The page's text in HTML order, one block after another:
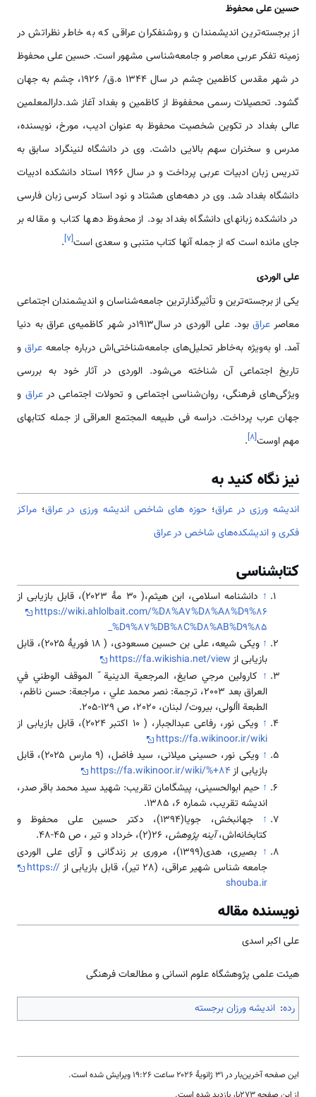
حسین علی محفوظ
از برجسته‌ترین اندیشمندان و روشنفکران عراقی که به خاطر نظراتش در
زمینه تفکر عربی معاصر و جامعه‌شناسی مشهور است. حسین علی محفوظ
در شهر مقدس کاظمین چشم در سال 1344 ه.ق/ 1926، چشم به جهان
گشود. تحصیلات رسمی محففوظ از کاظمین و بغداد آغاز شد.دارالمعلمین
عالی بغداد در تکوین شخصیت محفوظ به عنوان ادیب، مورخ، نویسنده،
مدرس و سخنران سهم بالایی داشت. وی در دانشگاه لنینگراد سابق به
تدریس زبان ادبیات عربی پرداخت و در سال 1966 استاد دانشکده ادبیات
دانشگاه بغداد شد. وی در دهه‌های هشتاد و نود استاد کرسی زبان فارسی
در دانشکده زبانهای دانشگاه بغداد بود. از محفوظ دهها کتاب و مقاله بر
جای مانده است که از جمله آنها کتاب متنبی و سعدی است[۷]
.
علی الوردی
یکی از برجسته‌ترین و تأثیرگذارترین جامعه‌شناسان و اندیشمندان اجتماعی
معاصر عراق
بود. علی الوردی در سال۱۹۱۳در شهر کاظمیه‌ی عراق به دنیا
آمد. او به‌ویژه به‌خاطر تحلیل‌های جامعه‌شناختی‌اش درباره جامعه عراقو
تاریخ اجتماعی آن شناخته می‌شود. الوردی در آثار خود به بررسی
ویژگی‌های فرهنگی، روان‌شناسی اجتماعی و تحولات اجتماعی درعراق و
جهان عرب پرداخت. دراسه فی طبیعه المجتمع العراقی از جمله کتابهای
مهم اوست[۸]
.
نیز نگاه کنید به
اندیشه ورزی در عراق؛ حوزه های شاخص اندیشه ورزی در عراق؛ مراکز
فکری و اندیشکده‌های شاخص در عراق
کتابشناسی
↑ دانشنامه اسلامی، ابن هیثم،( ۳۰ مهٔ ۲۰۲۳)، قابل بازیابی از
https://wiki.ahlolbait.com/%D8%A7%D8%A8%D9%86
_%D9%87%DB%8C%D8%AB%D9%85
↑
ویکی شیعه، علی بن حسین مسعودی، ( ۱۸ فوریهٔ ۲۰۲۵)، قابل
بازیابی ازhttps://fa.wikishia.net/view
↑ كارولين مرجي صايغ، المرجعية الدينية ّ الموقف الوطني في
العراق بعد 2003، ترجمة: نصر محمد علي ، مراجعة: حسن ناظم،
الطبعة األولى، بيروت/ لبنان، 2020، ص 129-205.
↑ ویکی نور، رفاعی عبدالجبار، ( ‏۱۰ اکتبر ۲۰۲۴)، قابل بازیابی از
https://fa.wikinoor.ir/wiki
↑
ویکی نور، حسینی میلانی، سید فاضل، (۹ مارس ۲۰۲۵)، قابل
بازیابی ازhttps://fa.wikinoor.ir/wiki/%+84
↑ حیم ابوالحسینی، پیشگامان تقریب: شهید سید محمد باقر صدر،
اندیشه تقریب، شماره 6، 1385.
↑
جهانبخش، جویا(1394)، دکتر حسین علی محفوظ و
کتابخانه‌اش،آینه پژوهش، 26(2)، خرداد و تیر ، ص 45-48.
↑
بصیری، هدی(1399)، مروری بر زندگانی و آرای علی الوردی
جامعه شناس شهیر عراقی، (28 تیر)، قابل بازیابی از
https://
shouba.ir
نویسنده مقاله
علی اکبر اسدی
هیئت علمی پژوهشگاه علوم انسانی و مطالعات فرهنگی
رده: اندیشه ورزان برجسته
این صفحه آخرین‌بار در ‏۳۱ ژانویهٔ ۲۰۲۶ ساعت ‏۱۹:۲۶ ویرایش شده است.